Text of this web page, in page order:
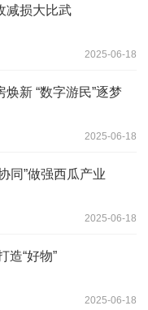
减损大比武
2025-06-18
新 “数字游民”逐梦
2025-06-18
同”做强西瓜产业
2025-06-18
造“好物”
2025-06-18